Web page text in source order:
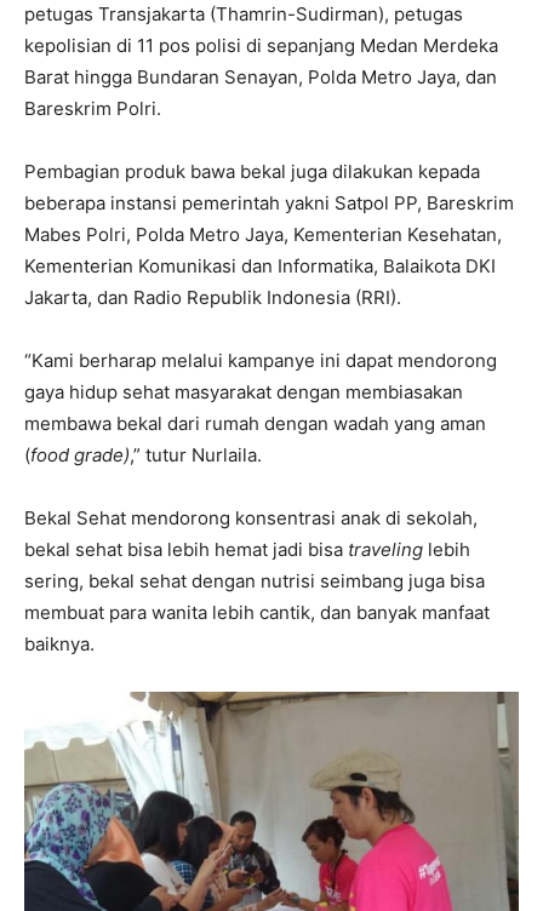
petugas Transjakarta (Thamrin-Sudirman), petugas
kepolisian di 11 pos polisi di sepanjang Medan Merdeka
Barat hingga Bundaran Senayan, Polda Metro Jaya, dan
Bareskrim Polri.
Pembagian produk bawa bekal juga dilakukan kepada
beberapa instansi pemerintah yakni Satpol PP, Bareskrim
Mabes Polri, Polda Metro Jaya, Kementerian Kesehatan,
Kementerian Komunikasi dan Informatika, Balaikota DKI
Jakarta, dan Radio Republik Indonesia (RRI).
“Kami berharap melalui kampanye ini dapat mendorong
gaya hidup sehat masyarakat dengan membiasakan
membawa bekal dari rumah dengan wadah yang aman
(food grade),” tutur Nurlaila.
Bekal Sehat mendorong konsentrasi anak di sekolah,
bekal sehat bisa lebih hemat jadi bisa traveling lebih
sering, bekal sehat dengan nutrisi seimbang juga bisa
membuat para wanita lebih cantik, dan banyak manfaat
baiknya.